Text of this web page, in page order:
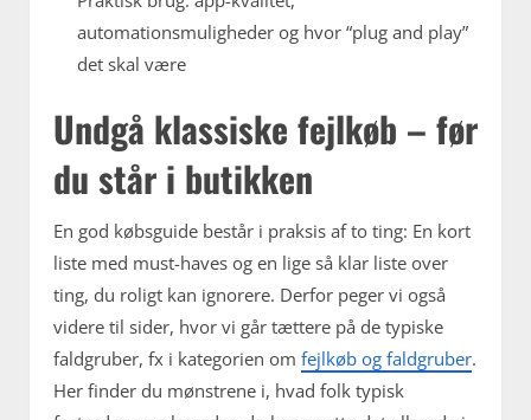
automationsmuligheder og hvor “plug and play”
det skal være
Undgå klassiske fejlkøb – før
du står i butikken
En god købsguide består i praksis af to ting: En kort
liste med must-haves og en lige så klar liste over
ting, du roligt kan ignorere. Derfor peger vi også
videre til sider, hvor vi går tættere på de typiske
faldgruber, fx i kategorien om fejlkøb og faldgruber.
Her finder du mønstrene i, hvad folk typisk